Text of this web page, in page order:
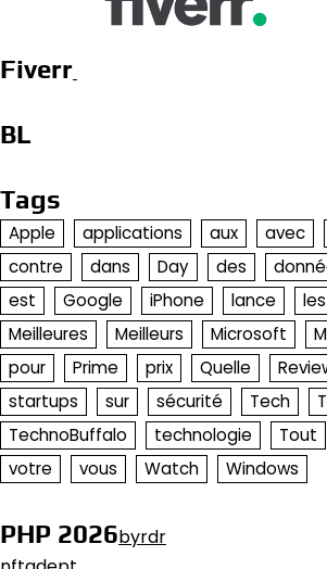
Fiverr
BL
Tags
Apple applications aux avec
contre
dans Day des
est
Google iPhone lance les
Meilleures
Meilleurs Microsoft
pour
Prime prix Quelle
startups
sur sécurité Tech
TechnoBuffalo
technologie Tout
votre
vous Watch Windows
PHP 2026byrdr